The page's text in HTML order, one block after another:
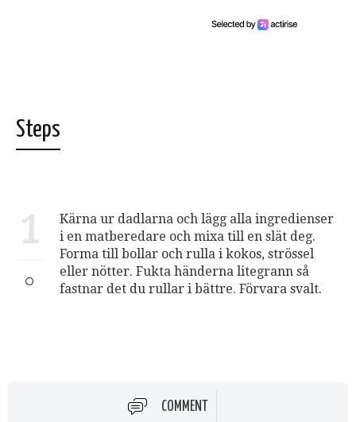
Steps
1
Kärna ur dadlarna och lägg alla ingredienser
i en matberedare och mixa till en slät deg.
Forma till bollar och rulla i kokos, strössel
eller nötter. Fukta händerna litegrann så
fastnar det du rullar i bättre. Förvara svalt.
COMMENT